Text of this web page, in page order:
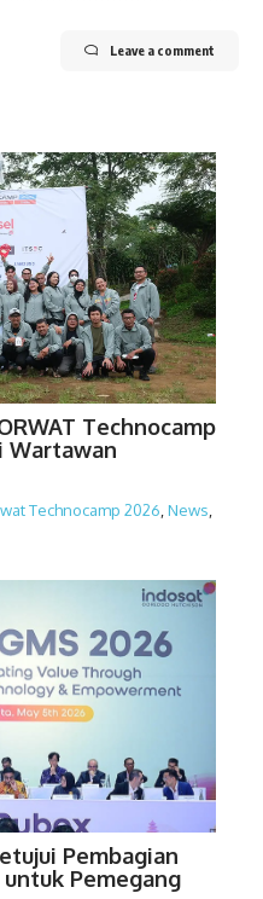
Leave a comment
Technocamp
Wartawan
Technocamp 2026 News
Pembagian
Pemegang